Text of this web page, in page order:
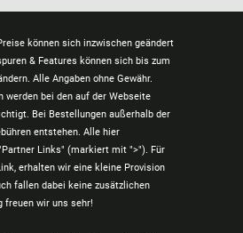
können sich inzwischen geändert
& Features können sich bis zum
Alle Angaben ohne Gewähr.
werden bei den auf der Webseite
Bei Bestellungen außerhalb der
entstehen. Alle hier
Links" (markiert mit ">"). Für
erhalten wir eine kleine Provision
fallen dabei keine zusätzlichen
freuen wir uns sehr!